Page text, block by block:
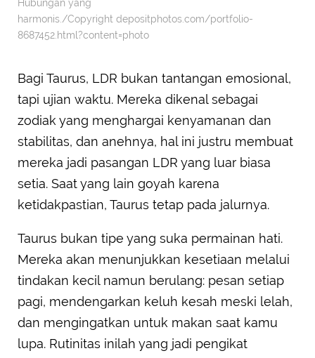
Hubungan yang
harmonis./Copyright depositphotos.com/portfolio-
8687452.html?content=photo
Bagi Taurus, LDR bukan tantangan emosional,
tapi ujian waktu. Mereka dikenal sebagai
zodiak yang menghargai kenyamanan dan
stabilitas, dan anehnya, hal ini justru membuat
mereka jadi pasangan LDR yang luar biasa
setia. Saat yang lain goyah karena
ketidakpastian, Taurus tetap pada jalurnya.
Taurus bukan tipe yang suka permainan hati.
Mereka akan menunjukkan kesetiaan melalui
tindakan kecil namun berulang: pesan setiap
pagi, mendengarkan keluh kesah meski lelah,
dan mengingatkan untuk makan saat kamu
lupa. Rutinitas inilah yang jadi pengikat